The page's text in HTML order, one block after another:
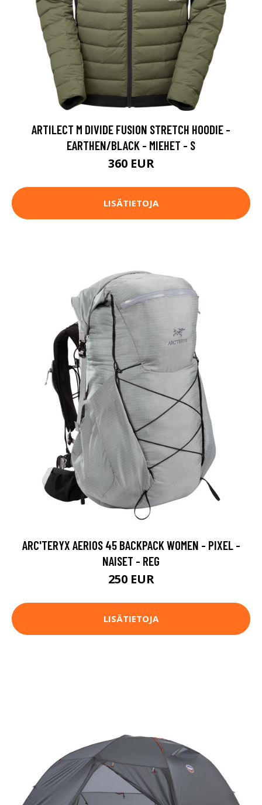
ARTILECT M DIVIDE FUSION STRETCH HOODIE -
EARTHEN/BLACK - MIEHET - S
360 EUR
LISÄTIETOJA
ARC'TERYX AERIOS 45 BACKPACK WOMEN - PIXEL -
NAISET - REG
250 EUR
LISÄTIETOJA